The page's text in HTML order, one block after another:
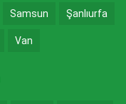
Samsun Şanlıurfa
Van